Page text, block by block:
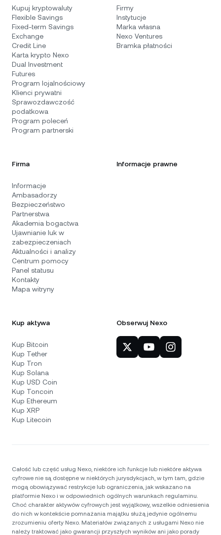
Kupuj kryptowaluty
Flexible Savings
Fixed-term Savings
Exchange
Credit Line
Karta krypto Nexo
Dual Investment
Futures
Program lojalnościowy
Klienci prywatni
Sprawozdawczość
podatkowa
Program poleceń
Program partnerski
Firmy
Instytucje
Marka własna
Nexo Ventures
Bramka płatności
Firma
Informacje
Ambasadorzy
Bezpieczeństwo
Partnerstwa
Akademia bogactwa
Ujawnianie luk w
zabezpieczeniach
Aktualności i analizy
Centrum pomocy
Panel statusu
Kontakty
Mapa witryny
Informacje prawne
Kup aktywa
Kup Bitcoin
Kup Tether
Kup Tron
Kup Solana
Kup USD Coin
Kup Toncoin
Kup Ethereum
Kup XRP
Kup Litecoin
Obserwuj Nexo
Całość lub część usług Nexo, niektóre ich funkcje lub niektóre aktywa
cyfrowe nie są dostępne w niektórych jurysdykcjach, w tym tam, gdzie
mogą obowiązywać restrykcje lub ograniczenia, jak wskazano na
platformie Nexo i w odpowiednich ogólnych warunkach regulaminu.
Choć charakter aktywów cyfrowych jest wyjątkowy, wszelkie odniesienia
do nich w kontekście pomnażania majątku służą jedynie ogólnemu
zrozumieniu oferty Nexo. Materiałów związanych z usługami Nexo nie
należy traktować jako gwarancji przyszłych wyników ani jako porady